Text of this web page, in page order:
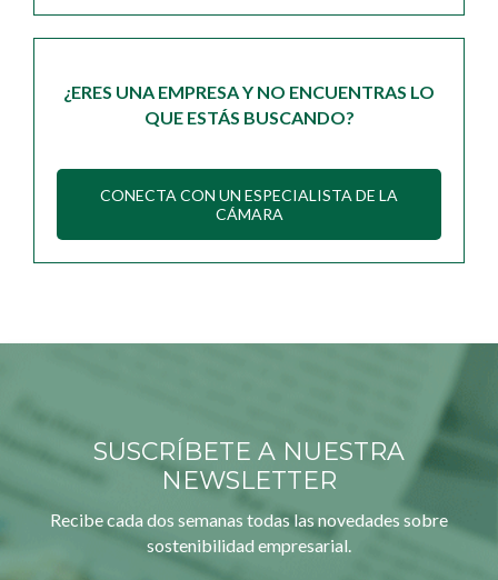
¿ERES UNA EMPRESA Y NO ENCUENTRAS LO
QUE ESTÁS BUSCANDO?
CONECTA CON UN ESPECIALISTA DE LA
CÁMARA
SUSCRÍBETE A NUESTRA
NEWSLETTER
Recibe cada dos semanas todas las novedades sobre
sostenibilidad empresarial.